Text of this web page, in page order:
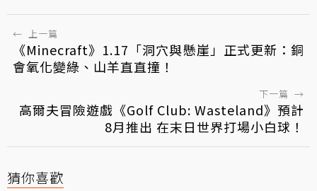
← 上一篇
《Minecraft》1.17「洞穴與懸崖」正式更新：銅
會氧化變綠、山羊直直撞！
下一篇 →
高爾夫冒險遊戲《Golf Club: Wasteland》預計
8月推出 在末日世界打場小白球！
猜你喜歡